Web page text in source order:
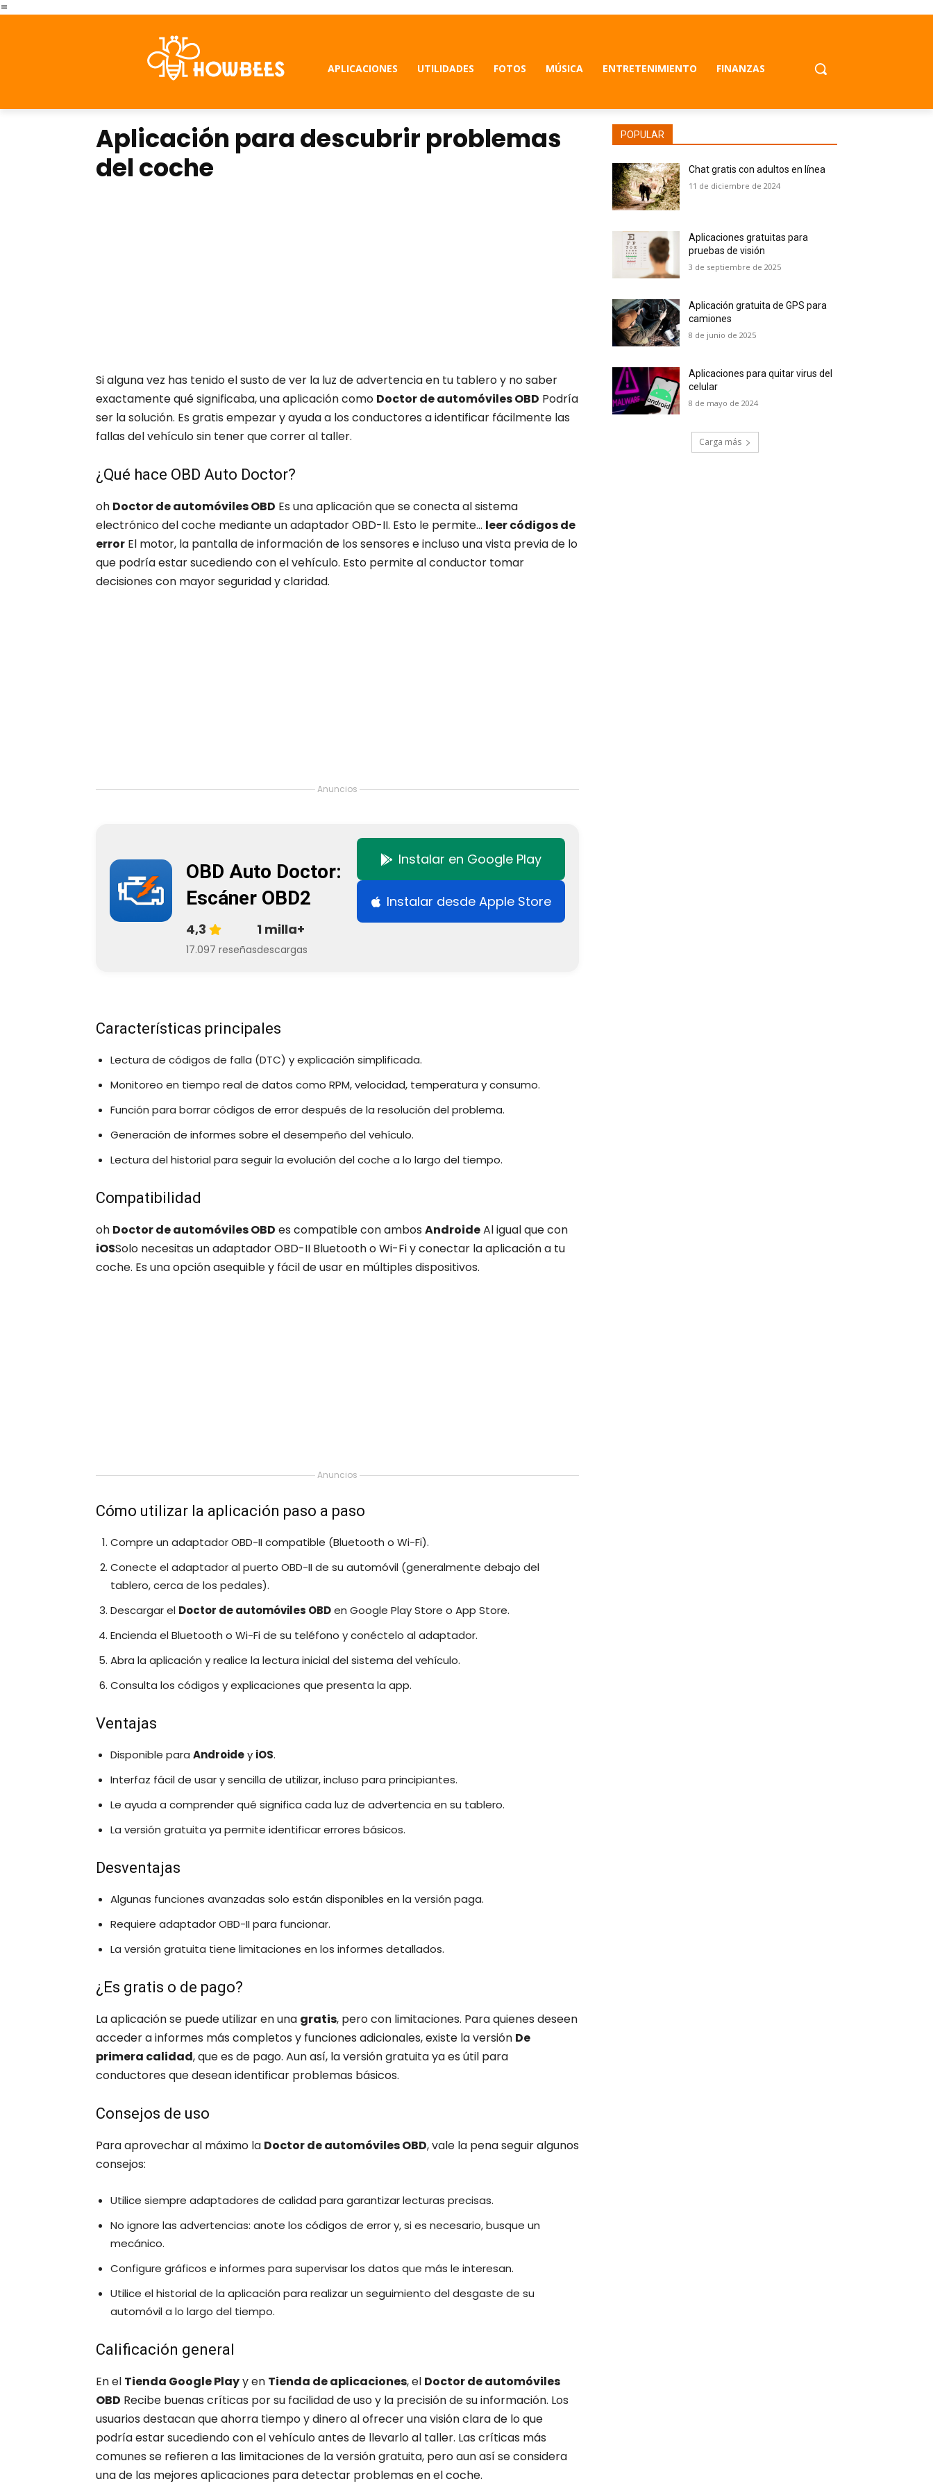
=
APLICACIONES UTILIDADES FOTOS MÚSICA ENTRETENIMIENTO FINANZAS
Aplicación para descubrir problemas
del coche
Si alguna vez has tenido el susto de ver la luz de advertencia en tu tablero y no saber
exactamente qué significaba, una aplicación como Doctor de automóviles OBD Podría
ser la solución. Es gratis empezar y ayuda a los conductores a identificar fácilmente las
fallas del vehículo sin tener que correr al taller.
¿Qué hace OBD Auto Doctor?
oh Doctor de automóviles OBD Es una aplicación que se conecta al sistema
electrónico del coche mediante un adaptador OBD-II. Esto le permite... leer códigos de
error El motor, la pantalla de información de los sensores e incluso una vista previa de lo
que podría estar sucediendo con el vehículo. Esto permite al conductor tomar
decisiones con mayor seguridad y claridad.
Anuncios
OBD Auto Doctor:
Escáner OBD2
4,3
17.097 reseñas
1 milla+
descargas
Instalar en Google Play
Instalar desde Apple Store
Características principales
Lectura de códigos de falla (DTC) y explicación simplificada.
Monitoreo en tiempo real de datos como RPM, velocidad, temperatura y consumo.
Función para borrar códigos de error después de la resolución del problema.
Generación de informes sobre el desempeño del vehículo.
Lectura del historial para seguir la evolución del coche a lo largo del tiempo.
Compatibilidad
oh Doctor de automóviles OBD es compatible con ambos AndroideAl igual que con
iOSSolo necesitas un adaptador OBD-II Bluetooth o Wi-Fi y conectar la aplicación a tu
coche. Es una opción asequible y fácil de usar en múltiples dispositivos.
Anuncios
Cómo utilizar la aplicación paso a paso
Compre un adaptador OBD-II compatible (Bluetooth o Wi-Fi).
Conecte el adaptador al puerto OBD-II de su automóvil (generalmente debajo del
tablero, cerca de los pedales).
Descargar el Doctor de automóviles OBDen Google Play Store o App Store.
Encienda el Bluetooth o Wi-Fi de su teléfono y conéctelo al adaptador.
Abra la aplicación y realice la lectura inicial del sistema del vehículo.
Consulta los códigos y explicaciones que presenta la app.
Ventajas
Disponible para Androidey iOS.
Interfaz fácil de usar y sencilla de utilizar, incluso para principiantes.
Le ayuda a comprender qué significa cada luz de advertencia en su tablero.
La versión gratuita ya permite identificar errores básicos.
Desventajas
Algunas funciones avanzadas solo están disponibles en la versión paga.
Requiere adaptador OBD-II para funcionar.
La versión gratuita tiene limitaciones en los informes detallados.
¿Es gratis o de pago?
La aplicación se puede utilizar en una gratis, pero con limitaciones. Para quienes deseen
acceder a informes más completos y funciones adicionales, existe la versión De
primera calidad, que es de pago. Aun así, la versión gratuita ya es útil para
conductores que desean identificar problemas básicos.
Consejos de uso
Para aprovechar al máximo la Doctor de automóviles OBD, vale la pena seguir algunos
consejos:
Utilice siempre adaptadores de calidad para garantizar lecturas precisas.
No ignore las advertencias: anote los códigos de error y, si es necesario, busque un
mecánico.
Configure gráficos e informes para supervisar los datos que más le interesan.
Utilice el historial de la aplicación para realizar un seguimiento del desgaste de su
automóvil a lo largo del tiempo.
Calificación general
En el Tienda Google Playy en Tienda de aplicaciones, el Doctor de automóviles
OBD Recibe buenas críticas por su facilidad de uso y la precisión de su información. Los
usuarios destacan que ahorra tiempo y dinero al ofrecer una visión clara de lo que
podría estar sucediendo con el vehículo antes de llevarlo al taller. Las críticas más
comunes se refieren a las limitaciones de la versión gratuita, pero aun así se considera
una de las mejores aplicaciones para detectar problemas en el coche.
POPULAR
Chat gratis con adultos en línea
11 de diciembre de 2024
Aplicaciones gratuitas para
pruebas de visión
3 de septiembre de 2025
Aplicación gratuita de GPS para
camiones
8 de junio de 2025
Aplicaciones para quitar virus del
celular
8 de mayo de 2024
Carga más